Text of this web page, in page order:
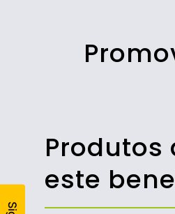
Produtos
este